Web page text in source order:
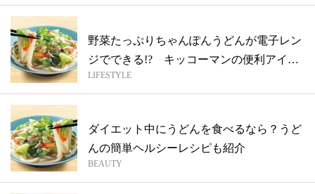
野菜たっぷりちゃんぽんうどんが電子レン
ジでできる!? キッコーマンの便利アイテ
ム...
LIFESTYLE
ダイエット中にうどんを食べるなら？うど
んの簡単ヘルシーレシピも紹介
BEAUTY